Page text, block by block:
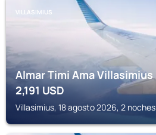
VILLASIMIUS
Almar Timi Ama Villasimius
2,191USD
Villasimius, 18 agosto 2026, 2 noches